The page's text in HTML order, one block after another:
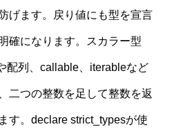
げます。戻り値にも型を宣言
確になります。スカラー型
配列、callable、iterableなど
二つの整数を足して整数を返
す。declare strict_typesが使